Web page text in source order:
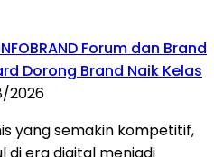
Forum dan Brand
Dorong Brand Naik Kelas
2026
yang semakin kompetitif,
di era digital menjadi